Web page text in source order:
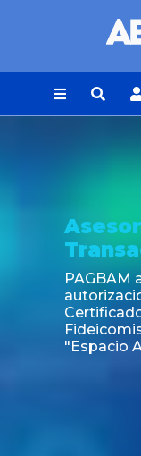
PAGBAM
"Espacio